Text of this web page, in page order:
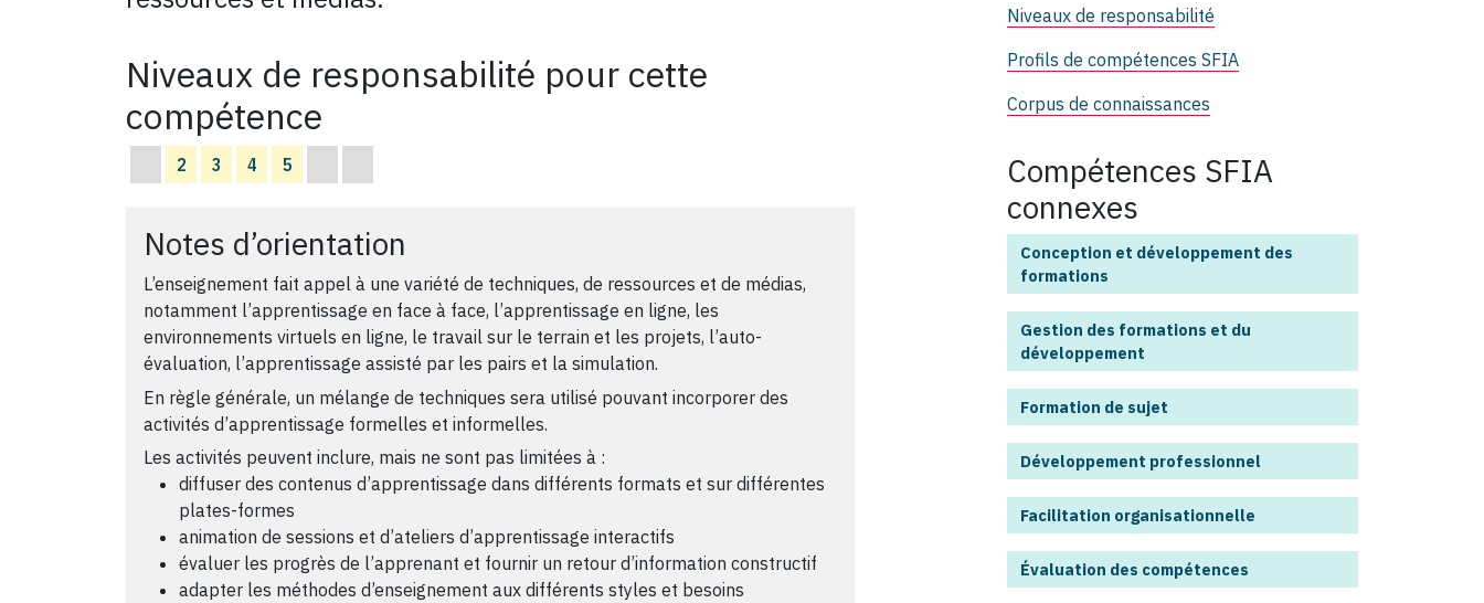
Niveaux de responsabilité pour cette
compétence
2 3 4 5
Notes d’orientation
L’enseignement fait appel à une variété de techniques, de ressources et de médias,
notamment l’apprentissage en face à face, l’apprentissage en ligne, les
environnements virtuels en ligne, le travail sur le terrain et les projets, l’auto-
évaluation, l’apprentissage assisté par les pairs et la simulation.
En règle générale, un mélange de techniques sera utilisé pouvant incorporer des
activités d’apprentissage formelles et informelles.
Les activités peuvent inclure, mais ne sont pas limitées à :
diffuser des contenus d’apprentissage dans différents formats et sur différentes
plates-formes
animation de sessions et d’ateliers d’apprentissage interactifs
évaluer les progrès de l’apprenant et fournir un retour d’information constructif
adapter les méthodes d’enseignement aux différents styles et besoins
Niveaux de responsabilité
Profils de compétences SFIA
Corpus de connaissances
Compétences SFIA
connexes
Conception et développement des
formations
Gestion des formations et du
développement
Formation de sujet
Développement professionnel
Facilitation organisationnelle
Évaluation des compétences